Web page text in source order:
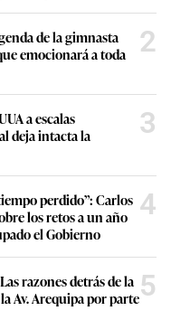
de la gimnasta
emocionará a toda
2
a escalas
deja intacta la
3
perdido”: Carlos
los retos a un año
el Gobierno
4
razones detrás de la
Av. Arequipa por parte5